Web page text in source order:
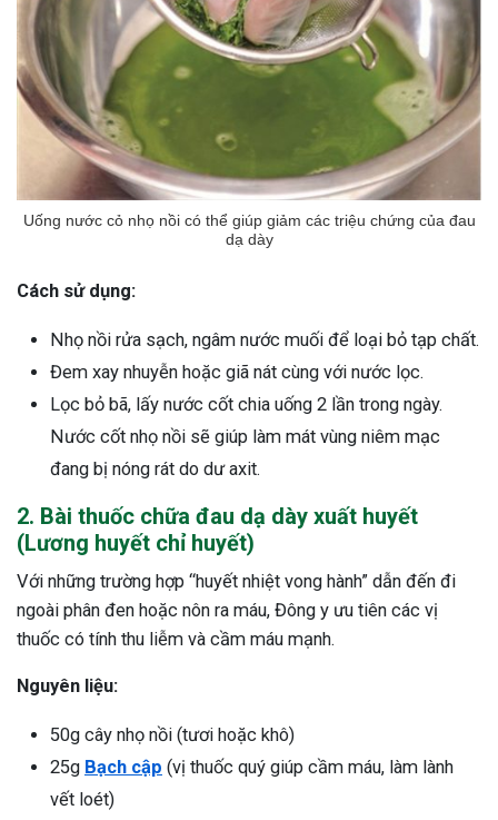
Uống nước cỏ nhọ nồi có thể giúp giảm các triệu chứng của đau
dạ dày
Cách sử dụng:
Nhọ nồi rửa sạch, ngâm nước muối để loại bỏ tạp chất.
Đem xay nhuyễn hoặc giã nát cùng với nước lọc.
Lọc bỏ bã, lấy nước cốt chia uống 2 lần trong ngày.
Nước cốt nhọ nồi sẽ giúp làm mát vùng niêm mạc
đang bị nóng rát do dư axit.
2. Bài thuốc chữa đau dạ dày xuất huyết
(Lương huyết chỉ huyết)
Với những trường hợp “huyết nhiệt vong hành” dẫn đến đi
ngoài phân đen hoặc nôn ra máu, Đông y ưu tiên các vị
thuốc có tính thu liễm và cầm máu mạnh.
Nguyên liệu:
50g cây nhọ nồi (tươi hoặc khô)
25g Bạch cập (vị thuốc quý giúp cầm máu, làm lành
vết loét)